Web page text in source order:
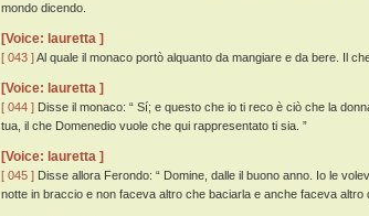
mondo dicendo.
[Voice: lauretta ]
[ 043 ]Al quale il monaco portò alquanto da mangiare e da bere. Il
[Voice: lauretta ]
[ 044 ] Disse il monaco: “ Sí; e questo che io ti reco è ciò che la
tua, il che Domenedio vuole che qui rappresentato ti sia. ”
[Voice: lauretta ]
[ 045 ] Disse allora Ferondo: “ Domine, dalle il buono anno. Io le
notte in braccio e non faceva altro che baciarla e anche faceva altro